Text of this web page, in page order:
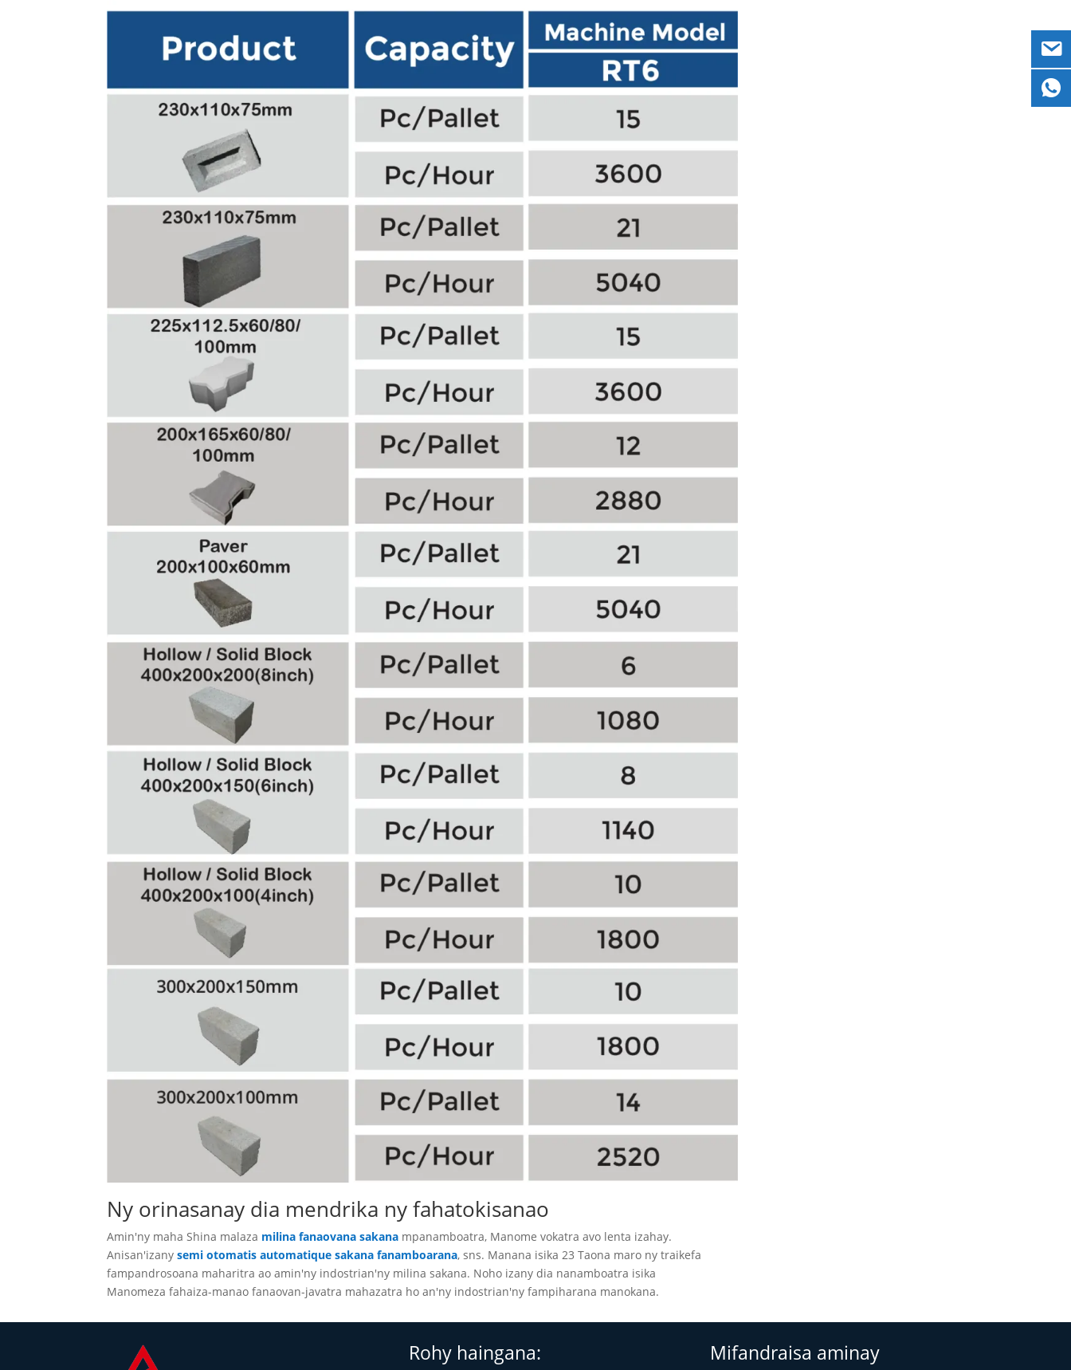
Ny orinasanay dia mendrika ny fahatokisanao
Amin'ny maha Shina malaza milina fanaovana sakana mpanamboatra, Manome vokatra avo lenta izahay.
Anisan'izanysemi otomatis automatique sakana fanamboarana, sns. Manana isika 23 Taona maro ny traikefa
fampandrosoana maharitra ao amin'ny indostrian'ny milina sakana. Noho izany dia nanamboatra isika
Manomeza fahaiza-manao fanaovan-javatra mahazatra ho an'ny indostrian'ny fampiharana manokana.
Rohy haingana: Mifandraisa aminay